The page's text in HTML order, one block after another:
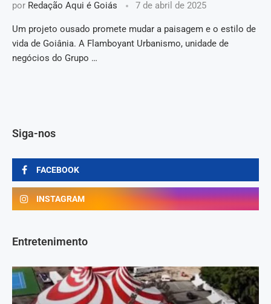
por Redação Aqui é Goiás 7 de abril de 2025
Um projeto ousado promete mudar a paisagem e o estilo de
vida de Goiânia. A Flamboyant Urbanismo, unidade de
negócios do Grupo …
Siga-nos
FACEBOOK
INSTAGRAM
Entretenimento